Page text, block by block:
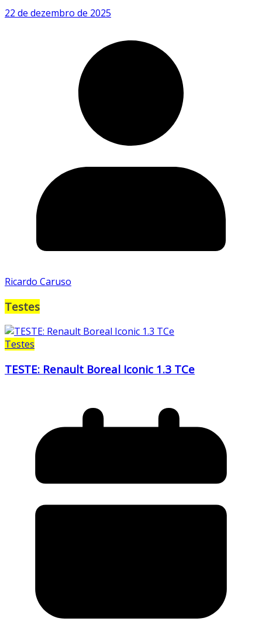
22 de dezembro de 2025
Ricardo Caruso
Testes
Testes
TESTE: Renault Boreal Iconic 1.3 TCe